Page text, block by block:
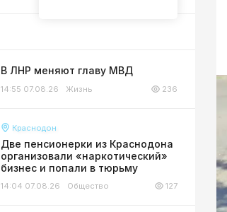
В ЛНР меняют главу МВД
14:55 07.08.26 Жизнь 236
Краснодон
Две пенсионерки из Краснодона
организовали «наркотический»
бизнес и попали в тюрьму
14:04 07.08.26 Общество 127